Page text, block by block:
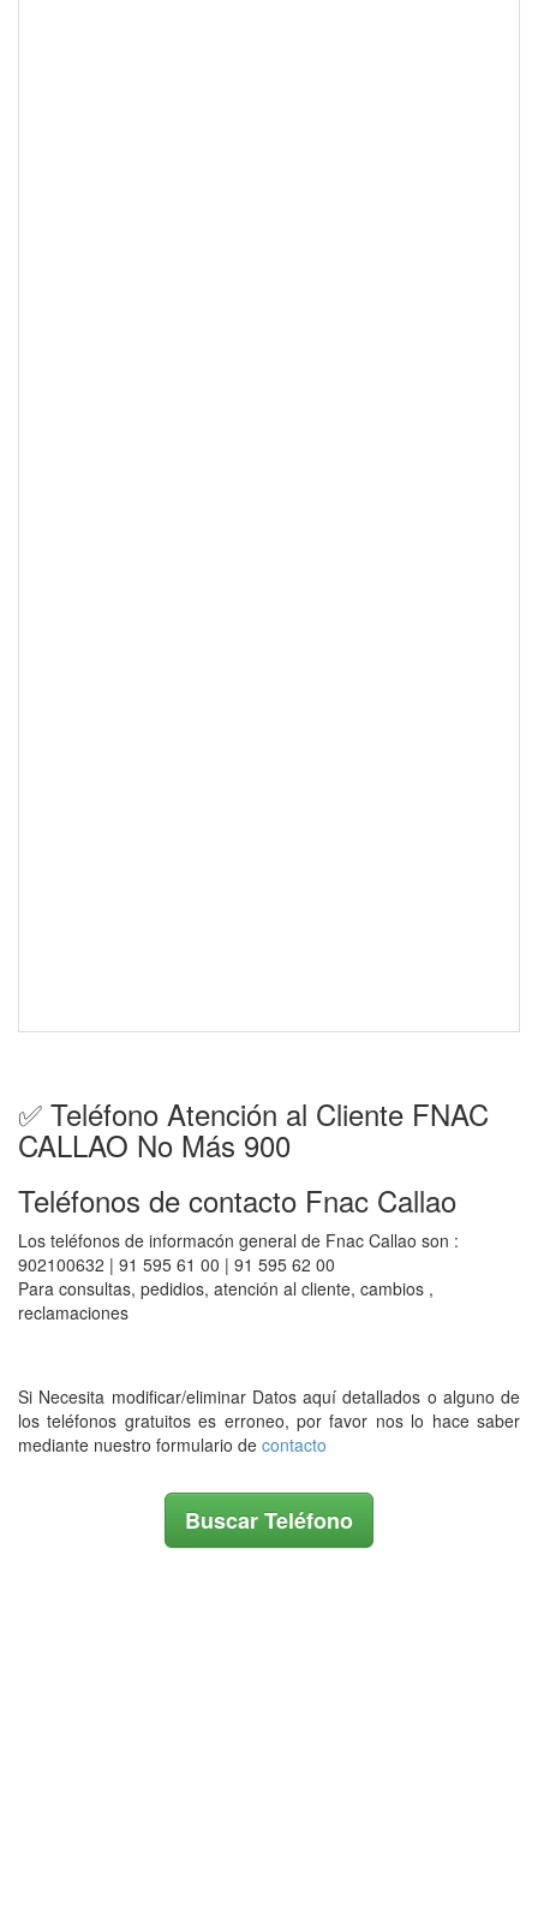
✅ Teléfono Atención al Cliente FNAC
CALLAO No Más 900
Teléfonos de contacto Fnac Callao
Los teléfonos de informacón general de Fnac Callao son :
902100632 | 91 595 61 00 | 91 595 62 00
Para consultas, pedidios, atención al cliente, cambios ,
reclamaciones
Si Necesita modificar/eliminar Datos aquí detallados o alguno de
los teléfonos gratuitos es erroneo, por favor nos lo hace saber
mediante nuestro formulario de contacto
Buscar Teléfono